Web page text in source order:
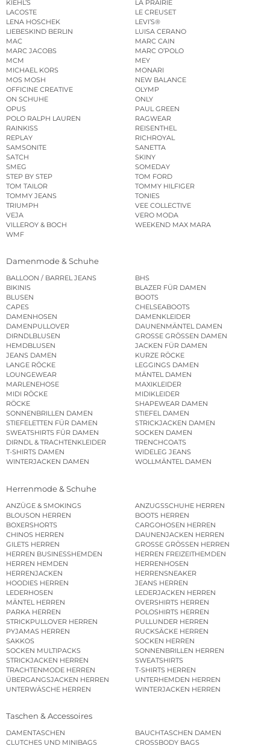
KIEHL’S
LA PRAIRIE
LACOSTE
LE CREUSET
LENA HOSCHEK
LEVI’S®
LIEBESKIND BERLIN
LUISA CERANO
MAC
MARC CAIN
MARC JACOBS
MARC O’POLO
MCM
MEY
MICHAEL KORS
MONARI
MOS MOSH
NEW BALANCE
OFFICINE CREATIVE
OLYMP
ON SCHUHE
ONLY
OPUS
PAUL GREEN
POLO RALPH LAUREN
RAGWEAR
RAINKISS
REISENTHEL
REPLAY
RICHROYAL
SAMSONITE
SANETTA
SATCH
SKINY
SMEG
SOMEDAY
STEP BY STEP
TOM FORD
TOM TAILOR
TOMMY HILFIGER
TOMMY JEANS
TONIES
TRIUMPH
VEE COLLECTIVE
VEJA
VERO MODA
VILLEROY & BOCH
WEEKEND MAX MARA
WMF
Damenmode & Schuhe
BALLOON / BARREL JEANS
BHS
BIKINIS
BLAZER FÜR DAMEN
BLUSEN
BOOTS
CAPES
CHELSEABOOTS
DAMENHOSEN
DAMENKLEIDER
DAMENPULLOVER
DAUNENMÄNTEL DAMEN
DIRNDLBLUSEN
GROSSE GRÖSSEN DAMEN
HEMDBLUSEN
JACKEN FÜR DAMEN
JEANS DAMEN
KURZE RÖCKE
LANGE RÖCKE
LEGGINGS DAMEN
LOUNGEWEAR
MÄNTEL DAMEN
MARLENEHOSE
MAXIKLEIDER
MIDI RÖCKE
MIDIKLEIDER
RÖCKE
SHAPEWEAR DAMEN
SONNENBRILLEN DAMEN
STIEFEL DAMEN
STIEFELETTEN FÜR DAMEN
STRICKJACKEN DAMEN
SWEATSHIRTS FÜR DAMEN
SOCKEN DAMEN
DIRNDL & TRACHTENKLEIDER
TRENCHCOATS
T-SHIRTS DAMEN
WIDELEG JEANS
WINTERJACKEN DAMEN
WOLLMÄNTEL DAMEN
Herrenmode & Schuhe
ANZÜGE & SMOKINGS
ANZUGSSCHUHE HERREN
BLOUSON HERREN
BOOTS HERREN
BOXERSHORTS
CARGOHOSEN HERREN
CHINOS HERREN
DAUNENJACKEN HERREN
GILETS HERREN
GROSSE GRÖSSEN HERREN
HERREN BUSINESSHEMDEN
HERREN FREIZEITHEMDEN
HERREN HEMDEN
HERRENHOSEN
HERRENJACKEN
HERRENSNEAKER
HOODIES HERREN
JEANS HERREN
LEDERHOSEN
LEDERJACKEN HERREN
MÄNTEL HERREN
OVERSHIRTS HERREN
PARKA HERREN
POLOSHIRTS HERREN
STRICKPULLOVER HERREN
PULLUNDER HERREN
PYJAMAS HERREN
RUCKSÄCKE HERREN
SAKKOS
SOCKEN HERREN
SOCKEN MULTIPACKS
SONNENBRILLEN HERREN
STRICKJACKEN HERREN
SWEATSHIRTS
TRACHTENMODE HERREN
T-SHIRTS HERREN
ÜBERGANGSJACKEN HERREN
UNTERHEMDEN HERREN
UNTERWÄSCHE HERREN
WINTERJACKEN HERREN
Taschen & Accessoires
DAMENTASCHEN
BAUCHTASCHEN DAMEN
CLUTCHES UND MINIBAGS
CROSSBODY BAGS